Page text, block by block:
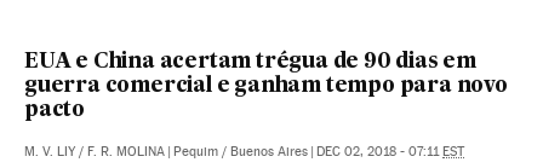
EUA e China acertam trégua de 90 dias em
guerra comercial e ganham tempo para novo
pacto
M. V. LIY / F. R. MOLINA | Pequim / Buenos Aires | DEC 02, 2018 - 07:11EST